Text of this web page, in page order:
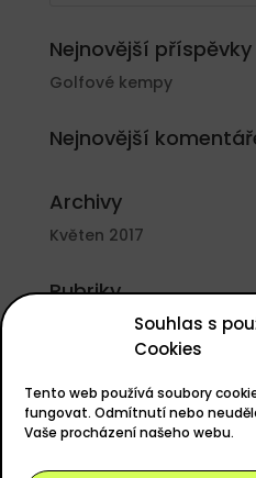
Souhlas s
Cookies
Tento web používá soubory
fungovat. Odmítnutí nebo
Vaše procházení našeho webu.
Nejnovější příspěvky
Golfové kempy
Nejnovější
Archivy
Květen 2017
Rubriky
Nezařazené
Základní informace
Přihlásit se
Zdroj kanálů (příspěvky)